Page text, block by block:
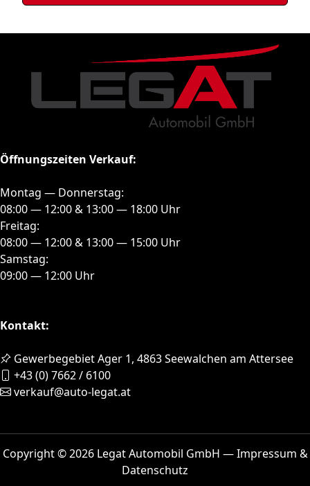
Öffnungszeiten Verkauf:
Montag — Donnerstag:
08:00 — 12:00 & 13:00 — 18:00 Uhr
Freitag:
08:00 — 12:00 & 13:00 — 15:00 Uhr
Samstag:
09:00 — 12:00 Uhr
Kontakt:
Gewerbegebiet Ager 1, 4863 Seewalchen am Attersee
+43 (0) 7662 / 6100
verkauf@auto-legat.at
Copyright © 2026 Legat Automobil GmbH —Impressum &
Datenschutz